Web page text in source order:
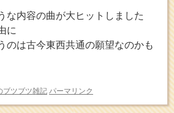
な内容の曲が大ヒットしました
に
のは古今東西共通の願望なのかも
ブツブツ雑記 パーマリンク